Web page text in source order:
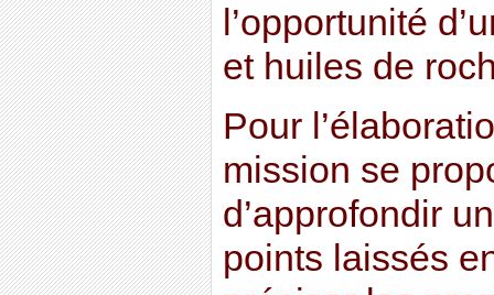
l’opportunité
et huiles de
Pour
mission se
d’approfondir
points laissés